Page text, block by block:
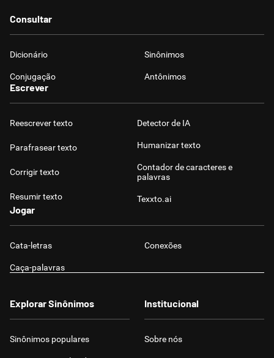
Consultar
Dicionário Sinônimos
Conjugação Antônimos
Escrever
Reescrever texto
Parafrasear texto
Corrigir texto
Resumir texto
Detector de IA
Humanizar texto
Contador de caracteres e
palavras
Texxto.ai
Jogar
Cata-letras Conexões
Caça-palavras
Explorar Sinônimos
Sinônimos populares
Institucional
Sobre nós